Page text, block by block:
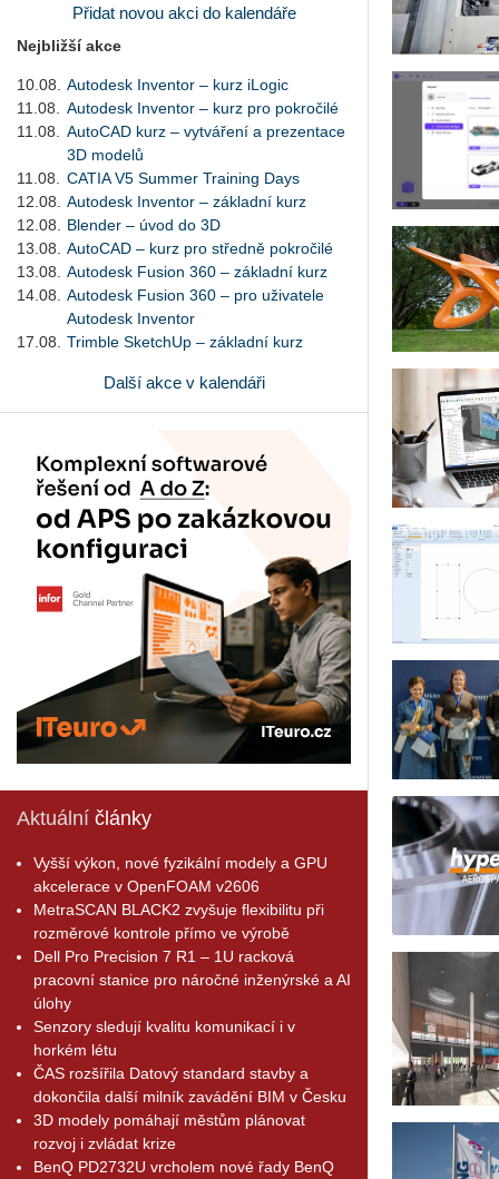
Přidat novou akci do kalendáře
Nejbližší akce
10.08.
Autodesk Inventor – kurz iLogic
11.08.
Autodesk Inventor – kurz pro pokročilé
11.08.
AutoCAD kurz – vytváření a prezentace
3D modelů
11.08.
CATIA V5 Summer Training Days
12.08.
Autodesk Inventor – základní kurz
12.08.
Blender – úvod do 3D
13.08.
AutoCAD – kurz pro středně pokročilé
13.08.
Autodesk Fusion 360 – základní kurz
14.08.
Autodesk Fusion 360 – pro uživatele
Autodesk Inventor
17.08.
Trimble SketchUp – základní kurz
Další akce v kalendáři
Aktuální články
Vyšší výkon, nové fyzikální modely a GPU
akcelerace v OpenFOAM v2606
MetraSCAN BLACK2 zvyšuje flexibilitu při
rozměrové kontrole přímo ve výrobě
Dell Pro Precision 7 R1 – 1U racková
pracovní stanice pro náročné inženýrské a AI
úlohy
Senzory sledují kvalitu komunikací i v
horkém létu
ČAS rozšířila Datový standard stavby a
dokončila další milník zavádění BIM v Česku
3D modely pomáhají městům plánovat
rozvoj i zvládat krize
BenQ PD2732U vrcholem nové řady BenQ